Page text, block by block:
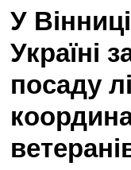
У
Україні
посаду